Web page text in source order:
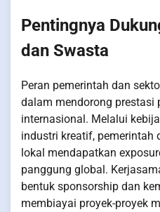
Pentingnya
dan Swasta
Peran pemerintah dan
dalam mendorong prestasi
internasional. Melalui
industri kreatif, pemerintah
lokal mendapatkan
panggung global.
bentuk sponsorship dan
membiayai proyek-proyek